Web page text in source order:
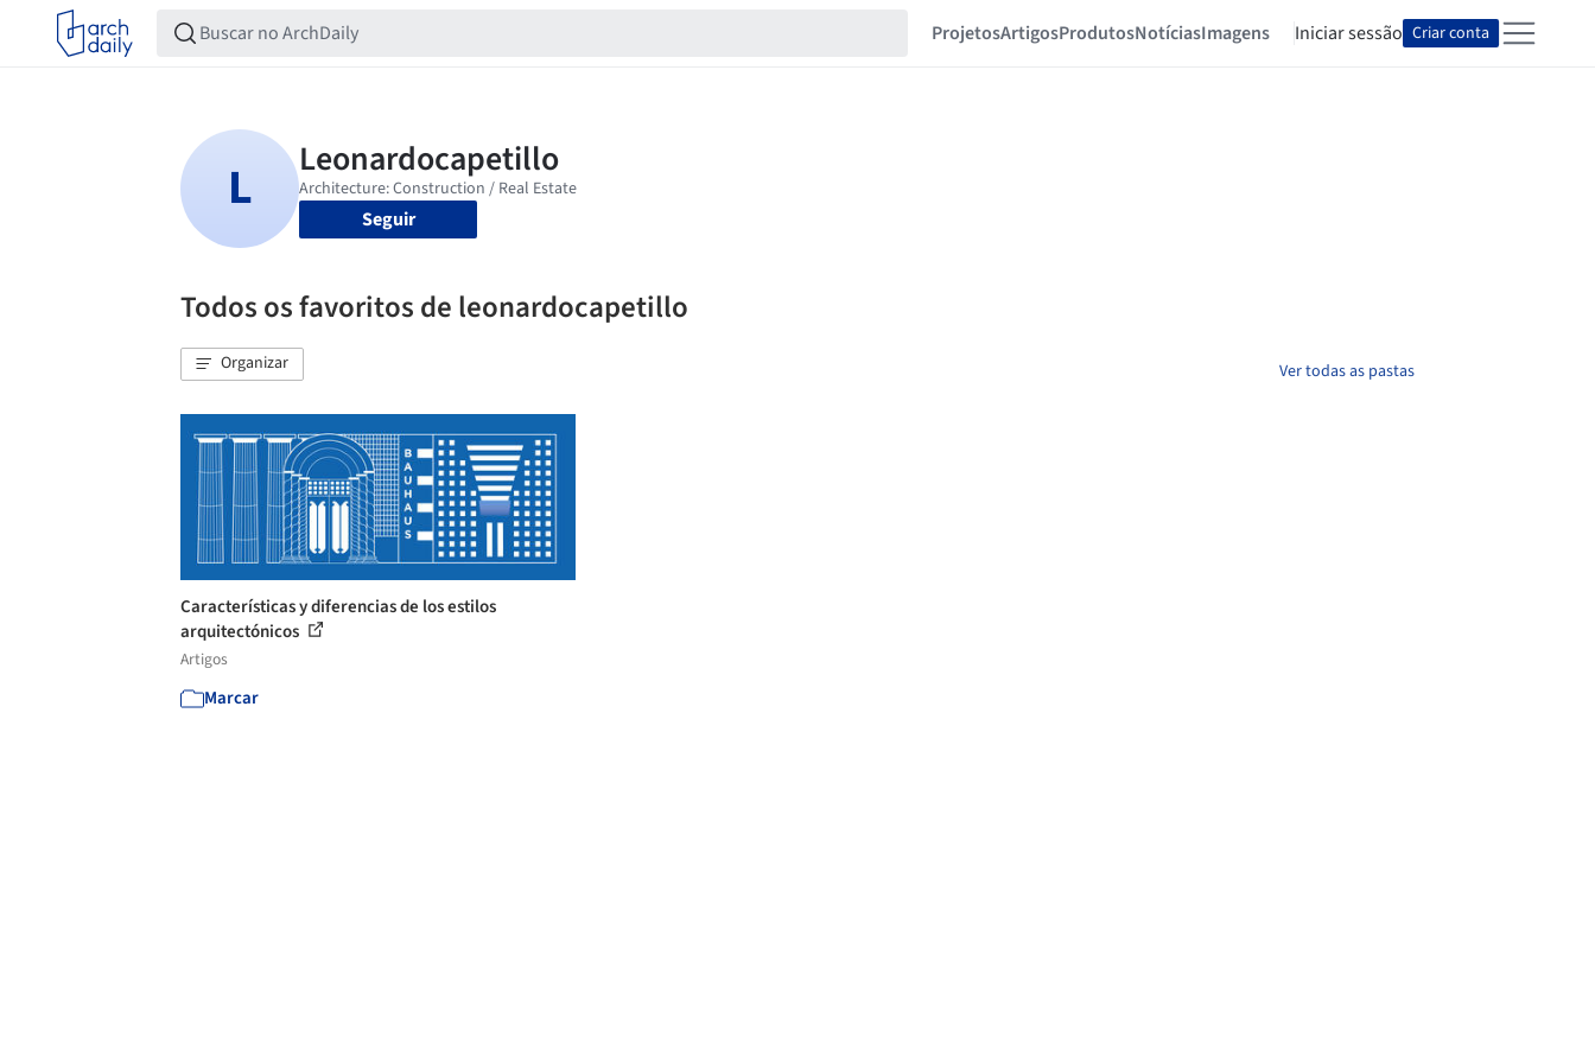
ProjetosArtigosProdutosNotíciasImagens Iniciar sessão Criar conta
Seguir
Todos os favoritos de leonardocapetillo
Organizar Ver todas as pastas
Características y diferencias de los estilos
arquitectónicos
Artigos
Marcar